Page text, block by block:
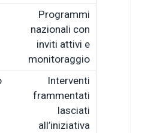
Programmi
nazionali con
inviti attivi e
monitoraggio
Interventi
frammentati
lasciati
all’iniziativa